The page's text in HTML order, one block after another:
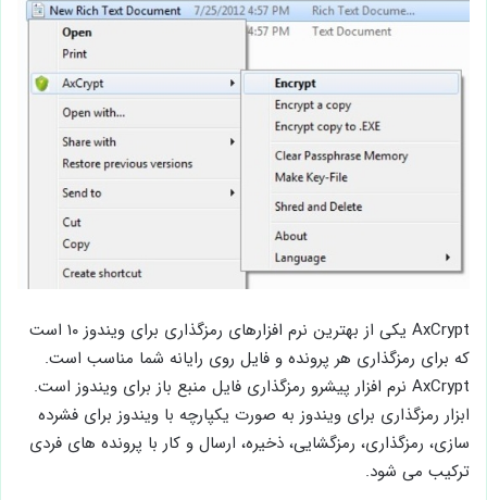
AxCrypt یکی از بهترین نرم افزارهای رمزگذاری برای ویندوز ۱۰ است
که برای رمزگذاری هر پرونده و فایل روی رایانه شما مناسب است.
AxCrypt نرم افزار پیشرو رمزگذاری فایل منبع باز برای ویندوز است.
ابزار رمزگذاری برای ویندوز به صورت یکپارچه با ویندوز برای فشرده
سازی، رمزگذاری، رمزگشایی، ذخیره، ارسال و کار با پرونده های فردی
ترکیب می شود.